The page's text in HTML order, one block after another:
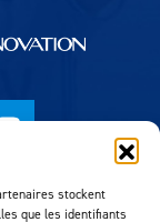
stockent
que les identifiants